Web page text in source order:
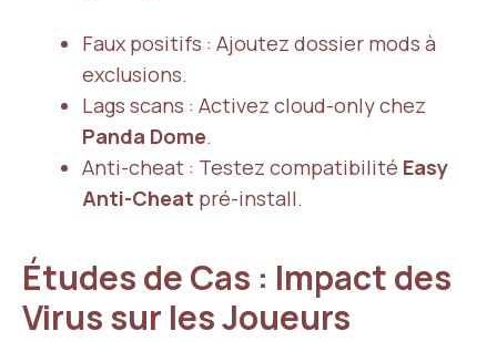
Faux positifs : Ajoutez dossier mods à
exclusions.
Lags scans : Activez cloud-only chez
Panda Dome.
Anti-cheat : Testez compatibilité Easy
Anti-Cheat pré-install.
Études de Cas : Impact des
Virus sur les Joueurs